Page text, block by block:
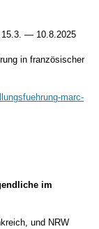
15.3. — 10.8.2025
in französischer
marc-
im
und NRW